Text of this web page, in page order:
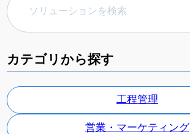
カテゴリから探す
工程管理
営業・マーケティング